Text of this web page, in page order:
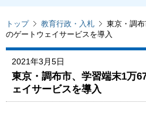
トップ 教育行政・入札
東京・調
のゲートウェイサービスを導入
2021年3月5日
東京・調布市、学習端末1万
ェイサービスを導入